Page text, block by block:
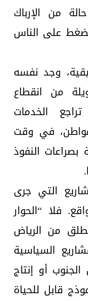
من الإرباك
على الناس
وجد نفسه
من انقطاع
الخدمات
في وقت
النفوذ
التي جرى
فلا “الحوار
من الرياض
السياسية
أو إنتاج
قابل للحياة